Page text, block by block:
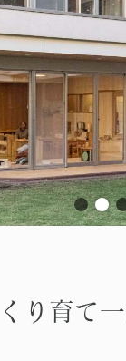
り育て